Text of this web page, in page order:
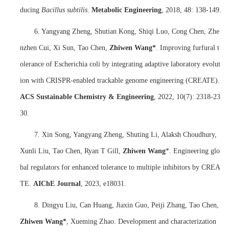
ducing Bacillus subtilis. Metabolic Engineering, 2018, 48: 138-149.
6. Yangyang Zheng, Shutian Kong, Shiqi Luo, Cong Chen, Zhe
nzhen Cui, Xi Sun, Tao Chen, Zhiwen Wang*. Improving furfural t
olerance of Escherichia coli by integrating adaptive laboratory evolut
ion with CRISPR-enabled trackable genome engineering (CREATE).
ACS Sustainable Chemistry & Engineering, 2022, 10(7): 2318-23
30.
7. Xin Song, Yangyang Zheng, Shuting Li, Alaksh Choudhury,
Xunli Liu, Tao Chen, Ryan T Gill, Zhiwen Wang*. Engineering glo
bal regulators for enhanced tolerance to multiple inhibitors by CREA
TE. AIChE Journal, 2023, e18031.
8. Dingyu Liu, Can Huang, Jiaxin Guo, Peiji Zhang, Tao Chen,
Zhiwen Wang*, Xueming Zhao. Development and characterization